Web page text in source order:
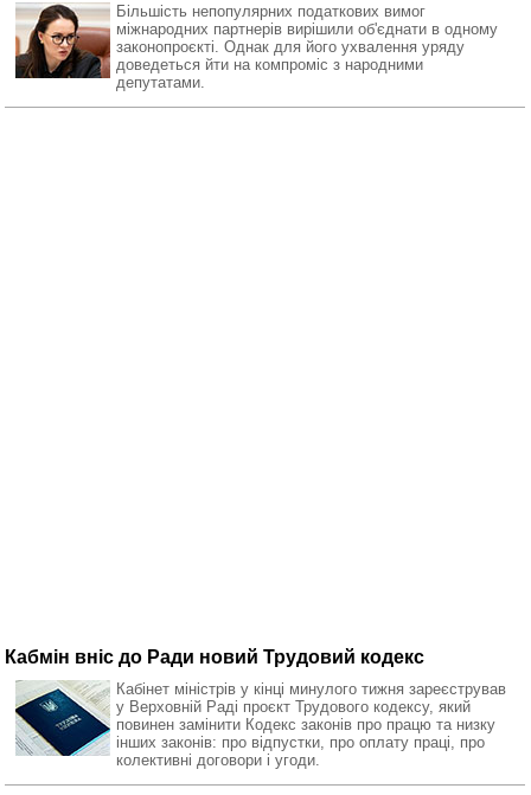
Більшість непопулярних податкових вимог
міжнародних партнерів вирішили об'єднати в одному
законопроєкті. Однак для його ухвалення уряду
доведеться йти на компроміс з народними
депутатами.
Кабмін вніс до Ради новий Трудовий кодекс
Кабінет міністрів у кінці минулого тижня зареєстрував
у Верховній Раді проєкт Трудового кодексу, який
повинен замінити Кодекс законів про працю та низку
інших законів: про відпустки, про оплату праці, про
колективні договори і угоди.